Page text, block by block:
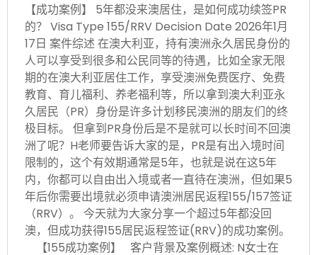
【成功案例】 5年都没来澳居住，是如何成功续签PR
的？ Visa Type 155/RRV Decision Date 2026年1月
17日 案件综述 在澳大利亚，持有澳洲永久居民身份的
人可以享受到很多和公民同等的待遇，比如全家无限
期的在澳大利亚居住工作，享受澳洲免费医疗、免费
教育、育儿福利、养老福利等，所以拿到澳大利亚永
久居民（PR）身份是许多计划移民澳洲的朋友们的终
极目标。 但拿到PR身份后是不是就可以长时间不回澳
洲了呢？H老师要告诉大家的是，PR是有出入境时间
限制的，这个有效期通常是5年，也就是说在这5年
内，你都可以自由出入境或者一直待在澳洲，但如果5
年后你需要出境就必须申请澳洲居民返程155/157签证
（RRV）。 今天就为大家分享一个超过5年都没回
澳，但成功获得155居民返程签证(RRV)的成功案例。
【155成功案例】 客户背景及案例概述: N女士在